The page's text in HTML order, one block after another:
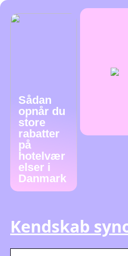
Sådan
opnår du
store
rabatter
på
hotelvær
elser i
Danmark
Kendskab